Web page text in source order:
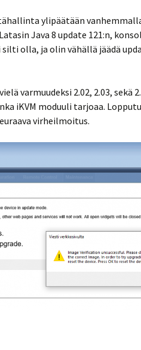
ylipäätään
Java 8 update 121:n,
olla, ja olin vähällä jäädä
varmuudeksi 2.02, 2.03, sekä
iKVM moduuli tarjoaa.
virheilmoitus.